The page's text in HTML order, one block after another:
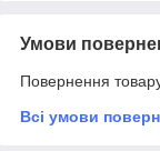
Умови
Повернення
Всі умови